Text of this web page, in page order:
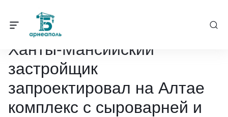
Барнеаполь / Ханты-Мансийский застройщик
Ханты-Мансийский
застройщик
запроектировал на Алтае
комплекс с сыроварней и